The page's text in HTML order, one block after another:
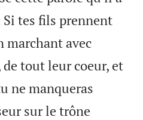
tes fils prennent
marchant avec
tout leur coeur, et
ne manqueras
sur le trône